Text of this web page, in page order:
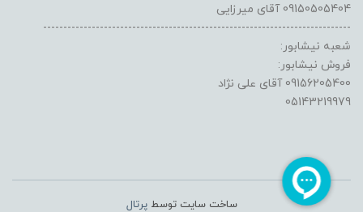
09150505404 آقای میرزایی
----------------------------------------------------------------------------
شعبه نیشابور:
فروش نیشابور:
09156205400 آقای علی نژاد
05143219979
ساخت سایت توسطپرتال